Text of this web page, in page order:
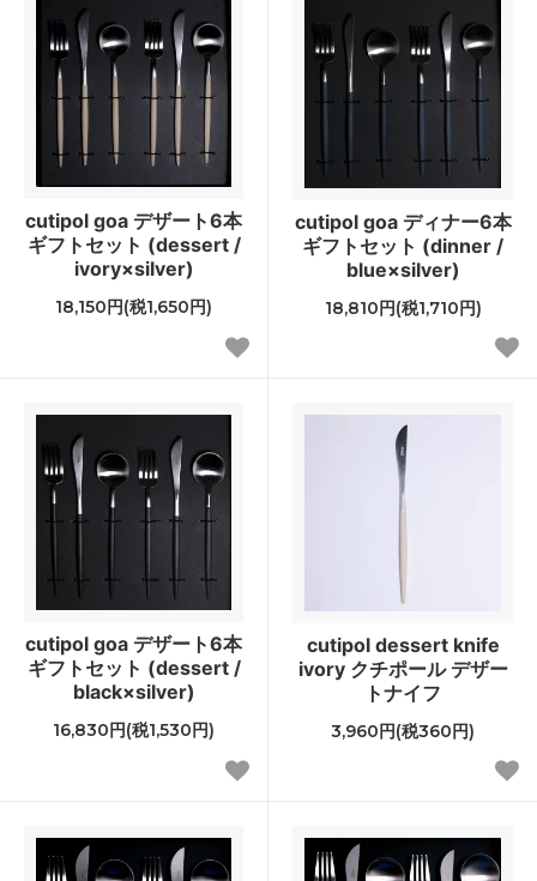
cutipol goa デザート6本
ギフトセット (dessert /
ivory×silver)
18,150円(税1,650円)
cutipol goa ディナー6本
ギフトセット (dinner /
blue×silver)
18,810円(税1,710円)
cutipol goa デザート6本
ギフトセット (dessert /
black×silver)
16,830円(税1,530円)
cutipol dessert knife
ivory クチポール デザー
トナイフ
3,960円(税360円)